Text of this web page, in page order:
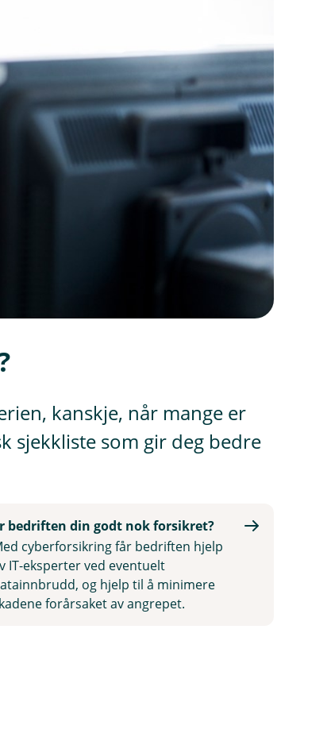
kanskje, når mange er
sjekkliste som gir deg bedre
bedriften din godt nok forsikret?
cyberforsikring får bedriften hjelp
IT-eksperter ved eventuelt
og hjelp til å minimere
forårsaket av angrepet.